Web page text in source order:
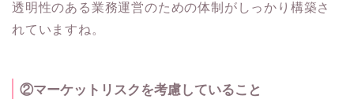
透明性のある業務運営のための体制がしっかり構築さ
れていますね。
②マーケットリスクを考慮していること